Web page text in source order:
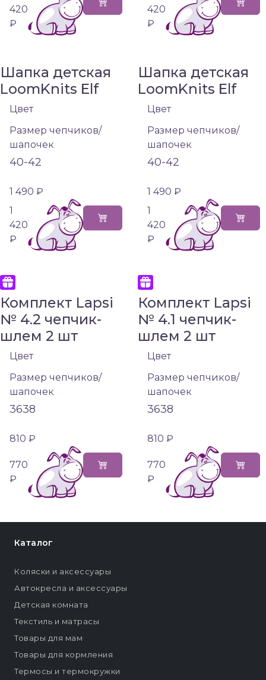
420
₽
420
₽
Шапка детская
LoomKnits Elf
Цвет
Размер чепчиков/
шапочек
40-42
1 490 ₽
1
420
₽
Шапка детская
LoomKnits Elf
Цвет
Размер чепчиков/
шапочек
40-42
1 490 ₽
1
420
₽
Комплект Lapsi
№ 4.2 чепчик-
шлем 2 шт
Цвет
Размер чепчиков/
шапочек
3638
810 ₽
770
₽
Комплект Lapsi
№ 4.1 чепчик-
шлем 2 шт
Цвет
Размер чепчиков/
шапочек
3638
810 ₽
770
₽
Каталог
Коляски и аксессуары
Автокресла и аксессуары
Детская комната
Текстиль и матрасы
Товары для мам
Товары для кормления
Термосы и термокружки